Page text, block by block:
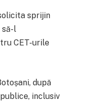
sprijin
să-l
CET-urile
după
inclusiv